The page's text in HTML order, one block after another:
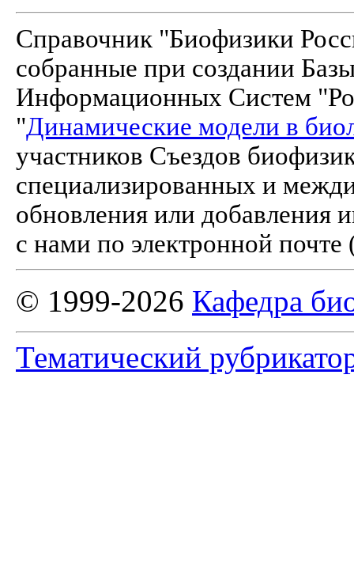
Справочник "Биофизики
собранные при создании
Информационных Систем
"Динамические модели в
участников Съездов
специализированных и
обновления или добавления
с нами по электронной почте
© 1999-2026 Кафедра
Тематический